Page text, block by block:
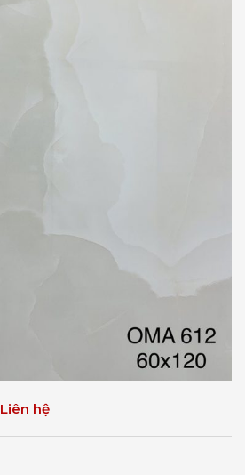
Liên hệ